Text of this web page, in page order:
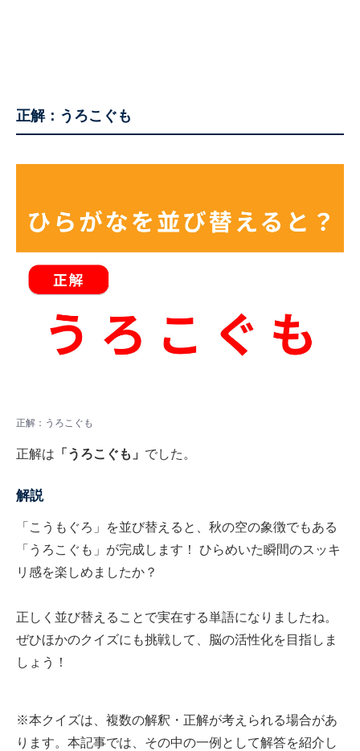
正解：うろこぐも
正解：うろこぐも
正解は 「うろこぐも」 でした。
解説
「こうもぐろ」を並び替えると、秋の空の象徴でもある
「うろこぐも」が完成します！ ひらめいた瞬間のスッキ
リ感を楽しめましたか？
正しく並び替えることで実在する単語になりましたね。
ぜひほかのクイズにも挑戦して、脳の活性化を目指しま
しょう！
※本クイズは、複数の解釈・正解が考えられる場合があ
ります。本記事では、その中の一例として解答を紹介し